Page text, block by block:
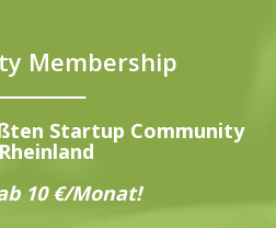
Membership
Startup Community
10 €/Monat!